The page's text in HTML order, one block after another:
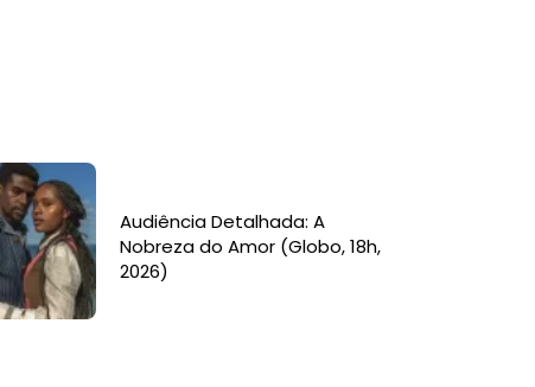
Audiência Detalhada: A
Nobreza do Amor (Globo, 18h,
2026)